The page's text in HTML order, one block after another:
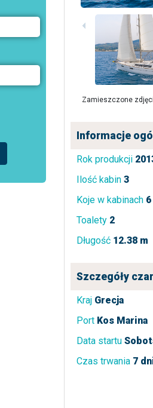
Zamieszczone
Informacje
Rok produkcji
Ilość kabin 3
Koje w kabinach 6
Toalety 2
Długość 12.38 m
Szczegóły
Kraj Grecja
Port Kos Marina
Data startu
Czas trwania 7